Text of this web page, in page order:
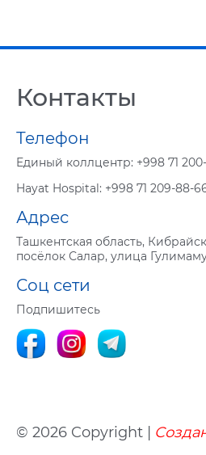
Контакты
Телефон
Eдиный коллцентр: +998 71
Hayat Hospital: +998 71 209-88-
Адрес
Ташкентская область,
посёлок Салар, улица
Соц сети
Подпишитесь
© 2026 Copyright |